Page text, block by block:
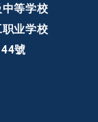
等学校
业学校
號